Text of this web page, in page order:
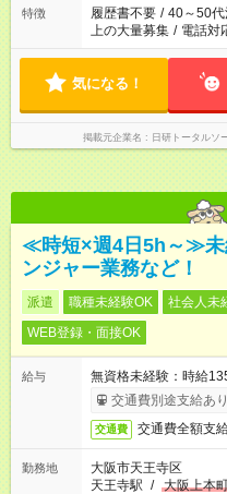
場合は応募できません
特徴 履歴書不要 / 40～50代
上の大量募集 / 電話対
気になる！
掲載元企業名 日研トータルソ
≪時短×週4日5h～≫未
ンジャー業務など！
派遣 職種未経験OK 社会人未
WEB登録・面接OK
給与
無資格未経験：時給
交通費別途支給あり
交通費 交通費全額支
勤務地
大阪市天王寺区
天王寺駅 / 大阪上本